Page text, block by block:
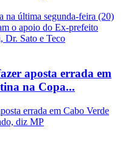
aposta errada em
na Copa...